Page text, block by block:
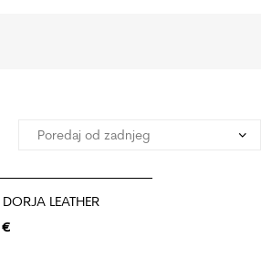
LEATHER
€